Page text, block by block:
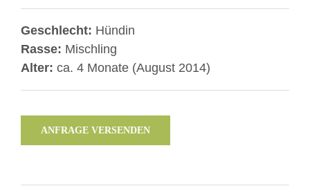
Geschlecht: Hündin
Rasse: Mischling
Alter: ca. 4 Monate (August 2014)
ANFRAGE VERSENDEN